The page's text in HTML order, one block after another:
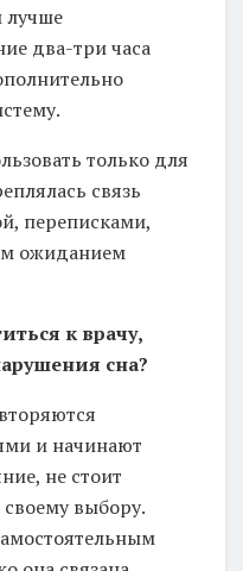
лучше
два-три часа
только для
связь
переписками,
ожиданием
к врачу,
сна?
и начинают
не стоит
выбору.